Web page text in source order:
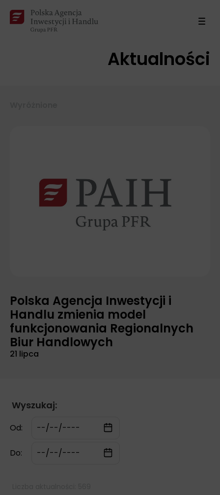
Aktualności
Polska Agencja Inwestycji i
Handlu zmienia model
funkcjonowania Regionalnych
Biur Handlowych
21 lipca
Wyszukaj:
Od:
Do: